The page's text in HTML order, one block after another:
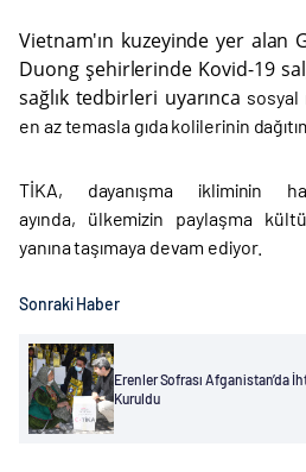
Vietnam'ın kuzeyinde yer alan
Duong şehirlerinde Kovid-19
sağlık tedbirleri uyarınca sosyal
en az temasla gıda kolilerinin
TİKA, dayanışma ikliminin
ayında, ülkemizin paylaşma
yanına taşımaya devam ediyor.
Sonraki Haber
Erenler Sofrası Afganistan’da
Kuruldu